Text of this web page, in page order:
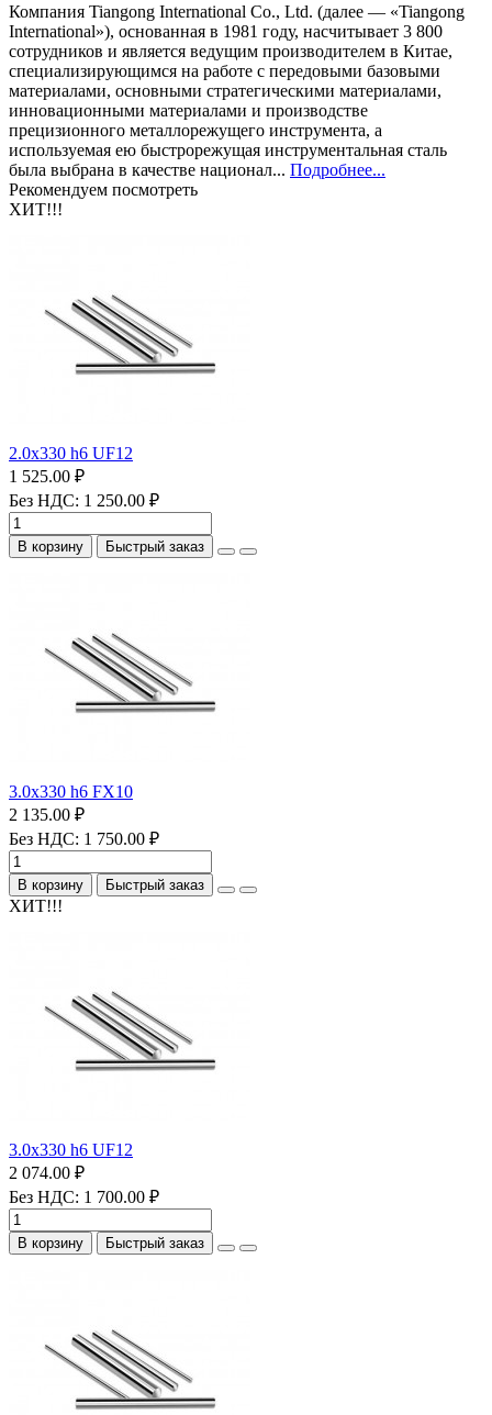
Компания Tiangong International Co., Ltd. (далее — «Tiangong
International»), основанная в 1981 году, насчитывает 3 800
сотрудников и является ведущим производителем в Китае,
специализирующимся на работе с передовыми базовыми
материалами, основными стратегическими материалами,
инновационными материалами и производстве
прецизионного металлорежущего инструмента, а
используемая ею быстрорежущая инструментальная сталь
была выбрана в качестве национал... Подробнее...
Рекомендуем посмотреть
ХИТ!!!
2.0х330 h6 UF12
1 525.00 ₽
Без НДС: 1 250.00 ₽
В корзину Быстрый заказ
3.0х330 h6 FX10
2 135.00 ₽
Без НДС: 1 750.00 ₽
В корзину Быстрый заказ
ХИТ!!!
3.0х330 h6 UF12
2 074.00 ₽
Без НДС: 1 700.00 ₽
В корзину Быстрый заказ